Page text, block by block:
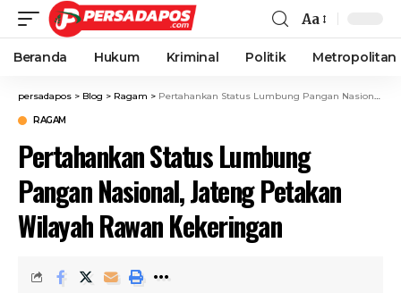
Aa
Beranda Hukum Kriminal Politik Metropolitan
persadapos > Blog > Ragam > Pertahankan Status Lumbung Pangan Nasional, Jateng Petakan Wilayah Rawan Kekeringan
RAGAM
Pertahankan Status Lumbung
Pangan Nasional, Jateng Petakan
Wilayah Rawan Kekeringan